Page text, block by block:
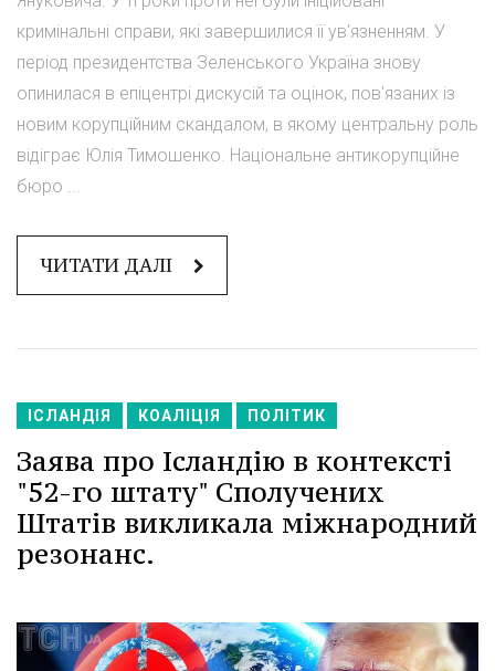
кримінальні справи, які завершилися її ув'язненням. У
період президентства Зеленського Україна знову
опинилася в епіцентрі дискусій та оцінок, пов'язаних із
новим корупційним скандалом, в якому центральну роль
відіграє Юлія Тимошенко. Національне антикорупційне
бюро ...
ЧИТАТИ ДАЛІ
ІСЛАНДІЯ КОАЛІЦІЯ ПОЛІТИК
Заява про Ісландію в контексті
"52-го штату" Сполучених
Штатів викликала міжнародний
резонанс.